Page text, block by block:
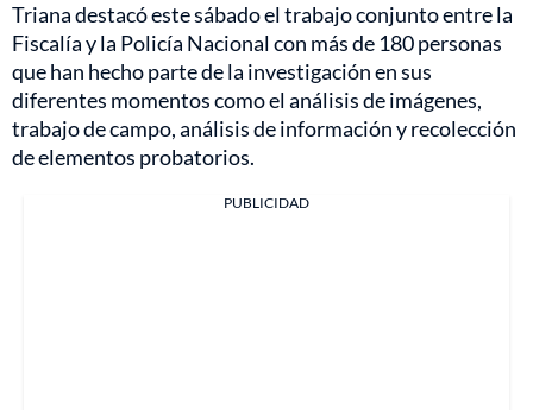
Triana destacó este sábado el trabajo conjunto entre la
Fiscalía y la Policía Nacional con más de 180 personas
que han hecho parte de la investigación en sus
diferentes momentos como el análisis de imágenes,
trabajo de campo, análisis de información y recolección
de elementos probatorios.
PUBLICIDAD